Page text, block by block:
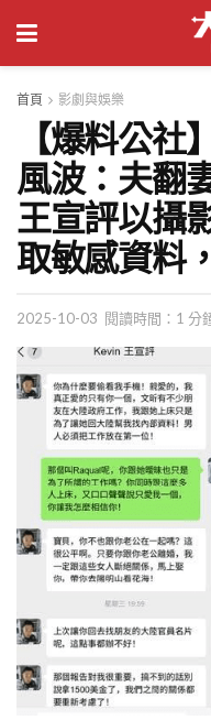
首頁 影劇與娛樂
【爆料公社
風波：夫翻
王宣評以攝
取敏感資料
2025-10-03 閱讀時間：1 分